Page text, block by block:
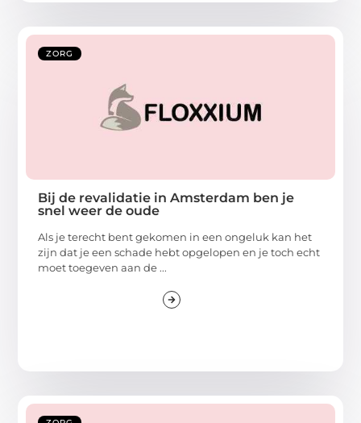
ZORG
Bij de revalidatie in Amsterdam ben je
snel weer de oude
Als je terecht bent gekomen in een ongeluk kan het
zijn dat je een schade hebt opgelopen en je toch echt
moet toegeven aan de ...